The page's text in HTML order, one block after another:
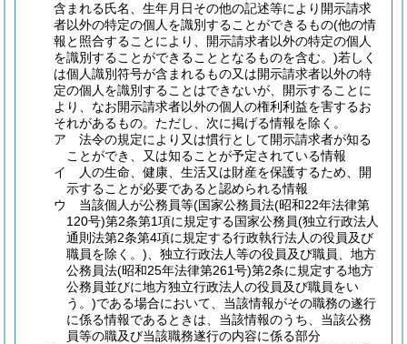
含まれる氏名、生年月日その他の記述等により開示請求
者以外の特定の個人を識別することができるもの(他の情
報と照合することにより、開示請求者以外の特定の個人
を識別することができることとなるものを含む。)若しく
は個人識別符号が含まれるもの又は開示請求者以外の特
定の個人を識別することはできないが、開示することに
より、なお開示請求者以外の個人の権利利益を害するお
それがあるもの。 ただし、次に掲げる情報を除く。
ア
法令の規定により又は慣行として開示請求者が知る
ことができ、又は知ることが予定されている情報
イ
人の生命、健康、生活又は財産を保護するため、開
示することが必要であると認められる情報
ウ
当該個人が公務員等(国家公務員法(昭和22年法律第
120号)第2条第1項に規定する国家公務員(独立行政法人
通則法第2条第4項に規定する行政執行法人の役員及び
職員を除く。) 、独立行政法人等の役員及び職員、地方
公務員法(昭和25年法律第261号)第2条に規定する地方
公務員並びに地方独立行政法人の役員及び職員をい
う。)である場合において、当該情報がその職務の遂行
に係る情報であるときは、当該情報のうち、当該公務
員等の職及び当該職務遂行の内容に係る部分